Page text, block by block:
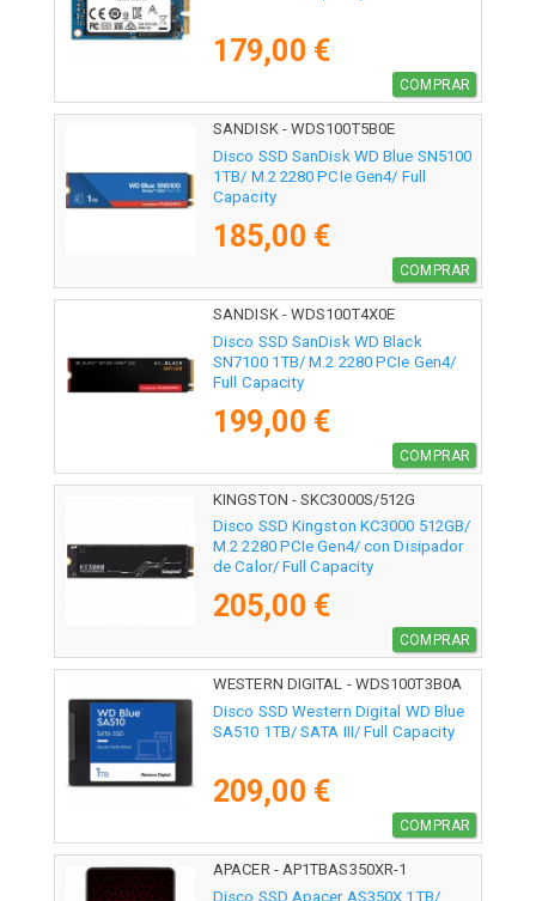
179,00 €
COMPRAR
SANDISK - WDS100T5B0E
Disco SSD SanDisk WD Blue SN5100
1TB/ M.2 2280 PCIe Gen4/ Full
Capacity
185,00 €
COMPRAR
SANDISK - WDS100T4X0E
Disco SSD SanDisk WD Black
SN7100 1TB/ M.2 2280 PCIe Gen4/
Full Capacity
199,00 €
COMPRAR
KINGSTON - SKC3000S/512G
Disco SSD Kingston KC3000 512GB/
M.2 2280 PCIe Gen4/ con Disipador
de Calor/ Full Capacity
205,00 €
COMPRAR
WESTERN DIGITAL - WDS100T3B0A
Disco SSD Western Digital WD Blue
SA510 1TB/ SATA III/ Full Capacity
209,00 €
COMPRAR
APACER - AP1TBAS350XR-1
Disco SSD Apacer AS350X 1TB/